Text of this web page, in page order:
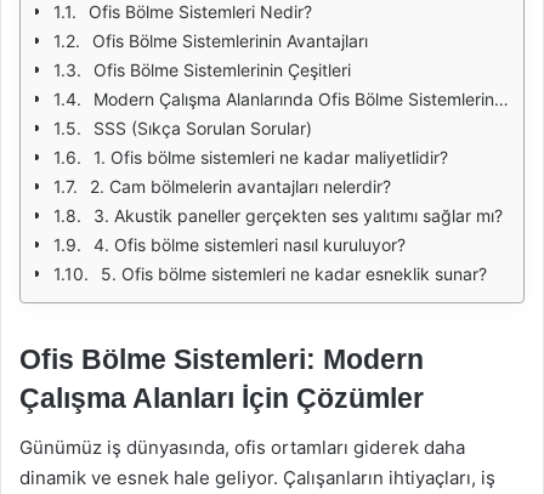
Ofis Bölme Sistemleri Nedir?
Ofis Bölme Sistemlerinin Avantajları
Ofis Bölme Sistemlerinin Çeşitleri
Modern Çalışma Alanlarında Ofis Bölme Sistemlerinin Rolü
SSS (Sıkça Sorulan Sorular)
1. Ofis bölme sistemleri ne kadar maliyetlidir?
2. Cam bölmelerin avantajları nelerdir?
3. Akustik paneller gerçekten ses yalıtımı sağlar mı?
4. Ofis bölme sistemleri nasıl kuruluyor?
5. Ofis bölme sistemleri ne kadar esneklik sunar?
Ofis Bölme Sistemleri: Modern
Çalışma Alanları İçin Çözümler
Günümüz iş dünyasında, ofis ortamları giderek daha
dinamik ve esnek hale geliyor. Çalışanların ihtiyaçları, iş